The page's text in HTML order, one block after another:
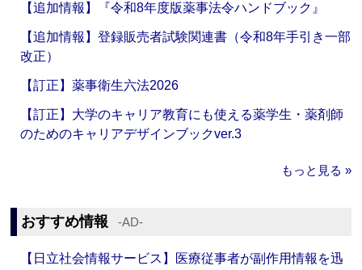
【追加情報】『令和8年度版薬事法令ハンドブック』
【追加情報】登録販売者試験関連書（令和8年手引き一部
改正）
【訂正】薬事衛生六法2026
【訂正】大学のキャリア教育にも使える薬学生・薬剤師
のためのキャリアデザインブックver.3
もっと見る »
おすすめ情報 ‐AD‐
【日立社会情報サービス】医療従事者が副作用情報を迅